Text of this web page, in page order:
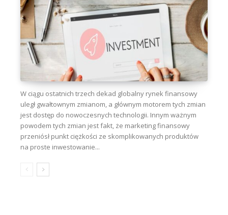
W ciągu ostatnich trzech dekad globalny rynek finansowy
uległ gwałtownym zmianom, a głównym motorem tych zmian
jest dostęp do nowoczesnych technologii. Innym ważnym
powodem tych zmian jest fakt, że marketing finansowy
przeniósł punkt ciężkości ze skomplikowanych produktów
na proste inwestowanie...